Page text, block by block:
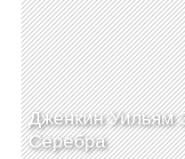
Дженкин Уильям
Серебра